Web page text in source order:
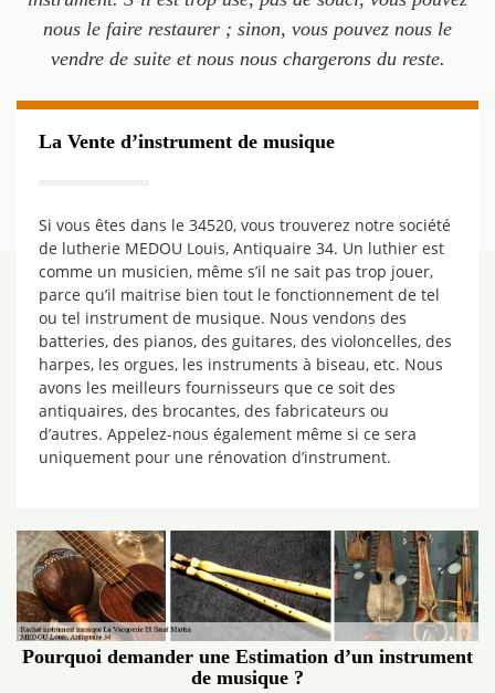
nous le faire restaurer ; sinon, vous pouvez nous le
vendre de suite et nous nous chargerons du reste.
La Vente d’instrument de musique
Si vous êtes dans le 34520, vous trouverez notre société
de lutherie MEDOU Louis, Antiquaire 34. Un luthier est
comme un musicien, même s’il ne sait pas trop jouer,
parce qu’il maitrise bien tout le fonctionnement de tel
ou tel instrument de musique. Nous vendons des
batteries, des pianos, des guitares, des violoncelles, des
harpes, les orgues, les instruments à biseau, etc. Nous
avons les meilleurs fournisseurs que ce soit des
antiquaires, des brocantes, des fabricateurs ou
d’autres. Appelez-nous également même si ce sera
uniquement pour une rénovation d’instrument.
Pourquoi demander une Estimation d’un instrument
de musique ?